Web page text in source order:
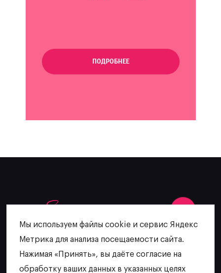
ПОДРОБНЕЕ
escatering@mail.ru
Мы используем файлы cookie и сервис Яндекс
Метрика для анализа посещаемости сайта.
Нажимая «Принять», вы даёте согласие на
обработку ваших данных в указанных целях